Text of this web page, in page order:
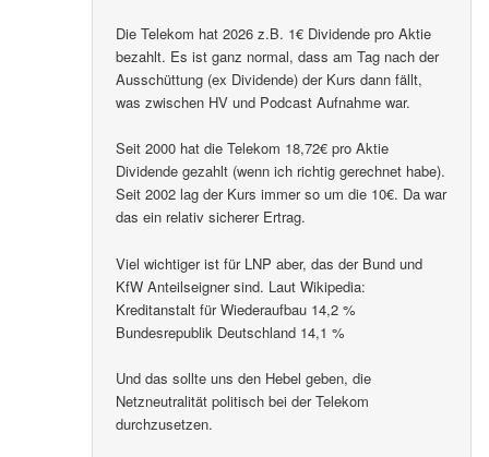
Die Telekom hat 2026 z.B. 1€ Dividende pro Aktie
bezahlt. Es ist ganz normal, dass am Tag nach der
Ausschüttung (ex Dividende) der Kurs dann fällt,
was zwischen HV und Podcast Aufnahme war.
Seit 2000 hat die Telekom 18,72€ pro Aktie
Dividende gezahlt (wenn ich richtig gerechnet habe).
Seit 2002 lag der Kurs immer so um die 10€. Da war
das ein relativ sicherer Ertrag.
Viel wichtiger ist für LNP aber, das der Bund und
KfW Anteilseigner sind. Laut Wikipedia:
Kreditanstalt für Wiederaufbau 14,2 %
Bundesrepublik Deutschland 14,1 %
Und das sollte uns den Hebel geben, die
Netzneutralität politisch bei der Telekom
durchzusetzen.